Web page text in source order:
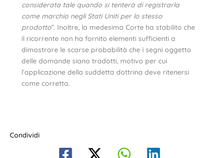
considerata tale quando si tenterà di registrarla
come marchio negli Stati Uniti per lo stesso
prodotto”. Inoltre, la medesima Corte ha stabilito che
il ricorrente non ha fornito elementi sufficienti a
dimostrare le scarse probabilità che i segni oggetto
delle domande siano tradotti, motivo per cui
l’applicazione della suddetta dottrina deve ritenersi
come corretta.
Condividi